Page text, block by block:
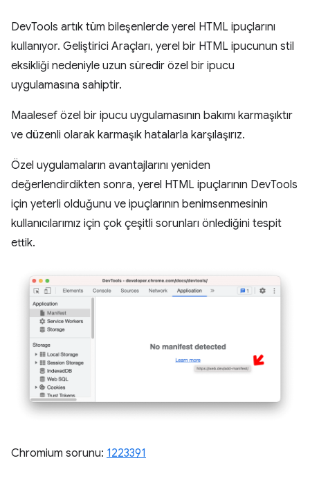
DevTools artık tüm bileşenlerde yerel HTML ipuçlarını
kullanıyor. Geliştirici Araçları, yerel bir HTML ipucunun stil
eksikliği nedeniyle uzun süredir özel bir ipucu
uygulamasına sahiptir.
Maalesef özel bir ipucu uygulamasının bakımı karmaşıktır
ve düzenli olarak karmaşık hatalarla karşılaşırız.
Özel uygulamaların avantajlarını yeniden
değerlendirdikten sonra, yerel HTML ipuçlarının DevTools
için yeterli olduğunu ve ipuçlarının benimsenmesinin
kullanıcılarımız için çok çeşitli sorunları önlediğini tespit
ettik.
Chromium sorunu: 1223391